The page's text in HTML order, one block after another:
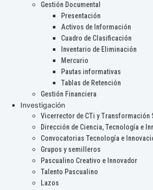
Gestión Documental
Presentación
Activos de Información
Cuadro de Clasificación
Inventario de Eliminación
Mercurio
Pautas informativas
Tablas de Retención
Gestión Financiera
Investigación
Vicerrector de CTi y Transformación
Dirección de Ciencia, Tecnología e
Convocatorias Tecnología e
Grupos y semilleros
Pascualino Creativo e Innovador
Talento Pascualino
Lazos